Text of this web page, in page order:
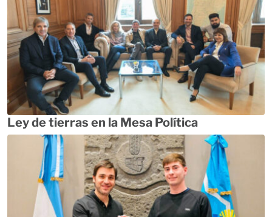
Ley de tierras en la Mesa Política